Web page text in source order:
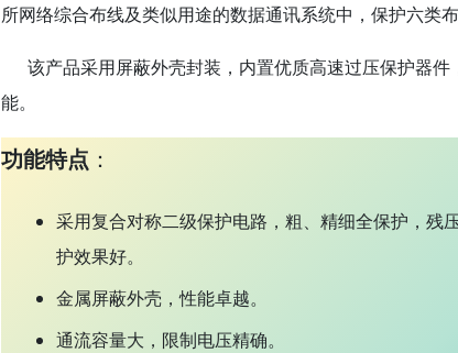
所网络综合布线及类似用途的数据通讯系统中，保护六类
该产品采用屏蔽外壳封装，内置优质高速过压保护器件
能。
功能特点 ：
采用复合对称二级保护电路，粗、精细全保护，残
护效果好。
金属屏蔽外壳，性能卓越。
通流容量大，限制电压精确。